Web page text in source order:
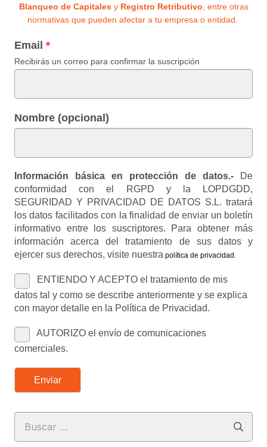
Blanqueo de Capitalesy Registro Retributivo , entre otras
normativas que pueden afectar a tu empresa o entidad.
Email
Recibirás un correo para confirmar la suscripción
Nombre (opcional)
Información básica en protección de datos.- De
conformidad con el RGPD y la LOPDGDD,
SEGURIDAD Y PRIVACIDAD DE DATOS S.L. tratará
los datos facilitados con la finalidad de enviar un boletín
informativo entre los suscriptores. Para obtener más
información acerca del tratamiento de sus datos y
ejercer sus derechos, visite nuestra política de privacidad.
ENTIENDO Y ACEPTO el tratamiento de mis
datos tal y como se describe anteriormente y se explica
con mayor detalle en la Política de Privacidad.
AUTORIZO el envío de comunicaciones
comerciales.
Enviar
Buscar: